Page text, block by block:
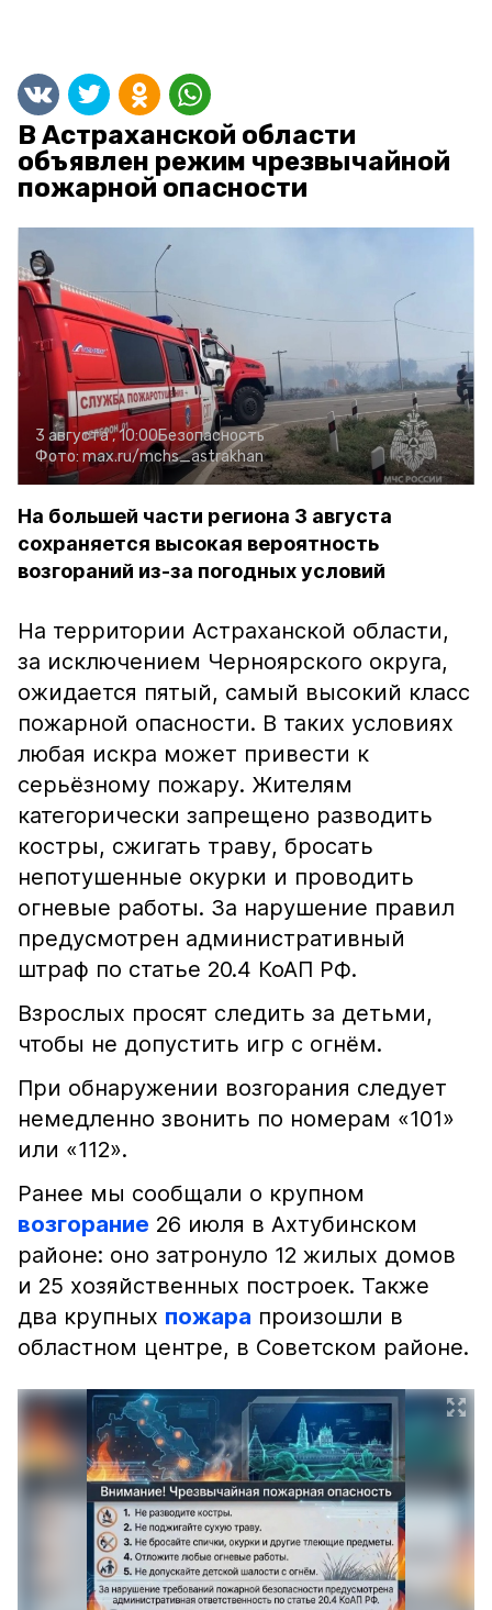
В Астраханской области
объявлен режим чрезвычайной
пожарной опасности
3 августа , 10:00Безопасность
Фото: max.ru/mchs_astrakhan
На большей части региона 3 августа
сохраняется высокая вероятность
возгораний из-за погодных условий
На территории Астраханской области,
за исключением Черноярского округа,
ожидается пятый, самый высокий класс
пожарной опасности. В таких условиях
любая искра может привести к
серьёзному пожару. Жителям
категорически запрещено разводить
костры, сжигать траву, бросать
непотушенные окурки и проводить
огневые работы. За нарушение правил
предусмотрен административный
штраф по статье 20.4 КоАП РФ.
Взрослых просят следить за детьми,
чтобы не допустить игр с огнём.
При обнаружении возгорания следует
немедленно звонить по номерам «101»
или «112».
Ранее мы сообщали о крупном
возгорание 26 июля в Ахтубинском
районе: оно затронуло 12 жилых домов
и 25 хозяйственных построек. Также
два крупных пожара произошли в
областном центре, в Советском районе.